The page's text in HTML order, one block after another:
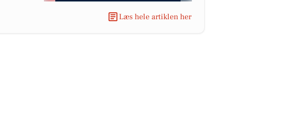
Læs hele artiklen her